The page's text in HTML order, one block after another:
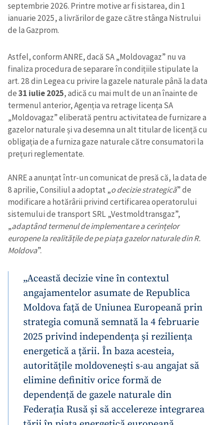
Trimite o informație
Despre ZdG
in English
на русском
septembrie 2026. Printre motive ar fi sistarea, din 1
ianuarie 2025, a livrărilor de gaze către stânga Nistrului
de la Gazprom.
Astfel, conform ANRE, dacă SA „Moldovagaz” nu va
finaliza procedura de separare în condițiile stipulate la
art. 28 din Legea cu privire la gazele naturale până la data
de31 iulie 2025, adică cu mai mult de un an înainte de
termenul anterior, Agenția va retrage licența SA
„Moldovagaz” eliberată pentru activitatea de furnizare a
gazelor naturale și va desemna un alt titular de licență cu
obligația de a furniza gaze naturale către consumatori la
prețuri reglementate.
ANRE a anunțat într-un comunicat de presă că, la data de
8 aprilie, Consiliul a adoptat „o decizie strategică” de
modificare a hotărârii privind certificarea operatorului
sistemului de transport SRL „Vestmoldtransgaz”,
„adaptând termenul de implementare a cerințelor
europene la realitățile de pe piața gazelor naturale din R.
Moldova”.
„Această decizie vine în contextul
angajamentelor asumate de Republica
Moldova față de Uniunea Europeană prin
strategia comună semnată la 4 februarie
2025 privind independența și reziliența
energetică a țării. În baza acesteia,
autoritățile moldovenești s-au angajat să
elimine definitiv orice formă de
dependență de gazele naturale din
Federația Rusă și să accelereze integrarea